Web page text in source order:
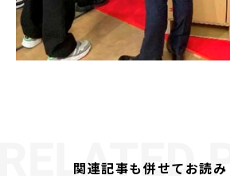
関連記事も併せてお読